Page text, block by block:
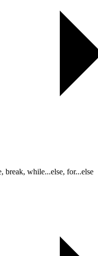
break, while...else, for...else